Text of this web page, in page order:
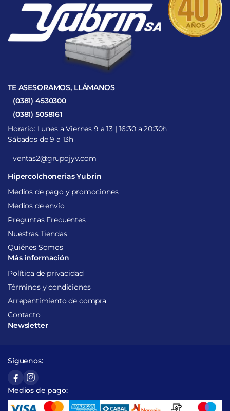
TE ASESORAMOS, LLÁMANOS
(0381) 4530300
(0381) 5058161
Horario: Lunes a Viernes 9 a 13 | 16:30 a 20:30h
Sábados de 9 a 13h
ventas2@grupojyv.com
Hipercolchonerias Yubrin
Medios de pago y promociones
Medios de envío
Preguntas Frecuentes
Nuestras Tiendas
Quiénes Somos
Más información
Política de privacidad
Términos y condiciones
Arrepentimiento de compra
Contacto
Newsletter
Síguenos:
Medios de pago: